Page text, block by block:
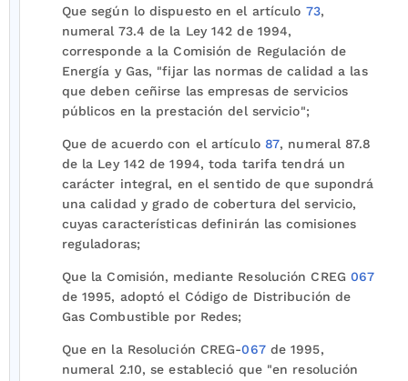
Que según lo dispuesto en el artículo 73,
numeral 73.4 de la Ley 142 de 1994,
corresponde a la Comisión de Regulación de
Energía y Gas, "fijar las normas de calidad a las
que deben ceñirse las empresas de servicios
públicos en la prestación del servicio";
Que de acuerdo con el artículo 87, numeral 87.8
de la Ley 142 de 1994, toda tarifa tendrá un
carácter integral, en el sentido de que supondrá
una calidad y grado de cobertura del servicio,
cuyas características definirán las comisiones
reguladoras;
Que la Comisión, mediante Resolución CREG 067
de 1995, adoptó el Código de Distribución de
Gas Combustible por Redes;
Que en la Resolución CREG-067de 1995,
numeral 2.10, se estableció que "en resolución